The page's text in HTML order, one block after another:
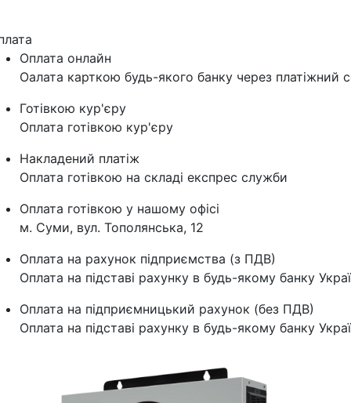
Оплата онлайн
Оалата карткою будь-якого банку через платіжний
Готівкою кур'єру
Оплата готівкою кур'єру
Накладений платіж
Оплата готівкою на складі експрес служби
Оплата готівкою у нашому офісі
м. Суми, вул. Тополянська, 12
Оплата на рахунок підприємства (з ПДВ)
Оплата на підставі рахунку в будь-якому банку
Оплата на підприємницький рахунок (без ПДВ)
Оплата на підставі рахунку в будь-якому банку